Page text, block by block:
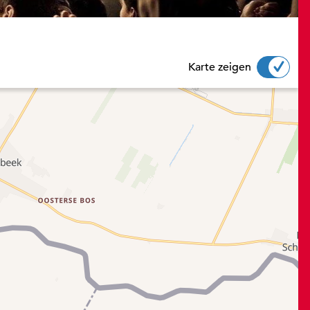
Karte zeigen
gedrückt beim Scrollen, um in der Karte